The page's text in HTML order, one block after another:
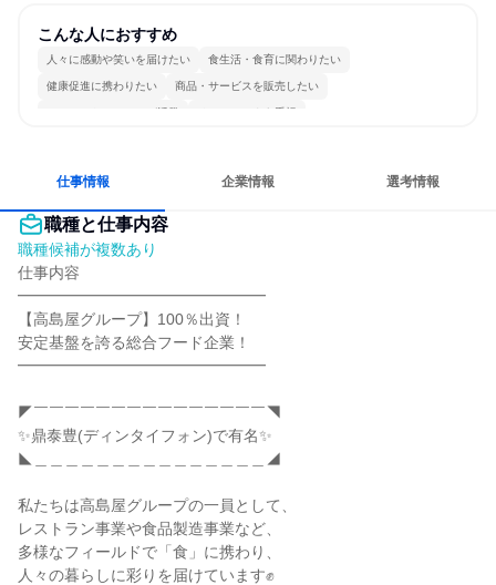
こんな人におすすめ
人々に感動や笑いを届けたい 食生活・食育に関わりたい
健康促進に携わりたい 商品・サービスを販売したい
コミュニケーションが活発 チームワークを重視
仕事情報 企業情報 選考情報
職種と仕事内容
職種候補が複数あり
仕事内容
━━━━━━━━━━━━━━━━
【高島屋グループ】100％出資！
安定基盤を誇る総合フード企業！
━━━━━━━━━━━━━━━━
◤￣￣￣￣￣￣￣￣￣￣￣￣￣￣￣◥
✨鼎泰豊(ディンタイフォン)で有名✨
◣＿＿＿＿＿＿＿＿＿＿＿＿＿＿＿◢
私たちは高島屋グループの一員として、
レストラン事業や食品製造事業など、
多様なフィールドで「食」に携わり、
人々の暮らしに彩りを届けています✊